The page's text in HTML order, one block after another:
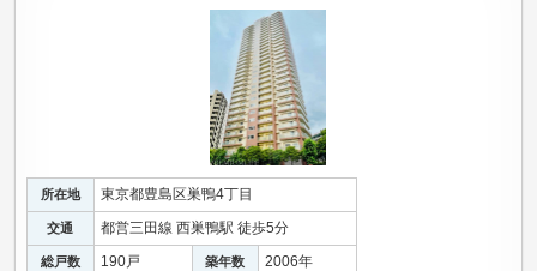
所在地 東京都豊島区巣鴨4丁目
交通 都営三田線 西巣鴨駅 徒歩5分
総戸数 190戸 築年数 2006年